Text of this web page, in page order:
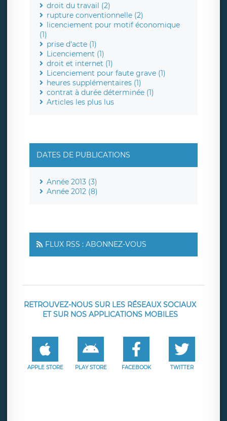
droit du travail (2)
rupture conventionnelle (2)
licenciement pour motif économique
(1)
prise d'acte (1)
Licenciement (1)
droit et internet (1)
Licenciement pour faute grave (1)
heures supplémentaires (1)
contrat à durée déterminée (1)
Articles les plus lus
DATES DE PUBLICATIONS
Année 2013 (3)
Année 2012 (8)
FLUX RSS : ABONNEZ-VOUS
RETROUVEZ-NOUS SUR LES RÉSEAUX SOCIAUX
ET SUR NOS APPLICATIONS MOBILES
APPLE STORE PLAY STORE FACEBOOK TWITTER